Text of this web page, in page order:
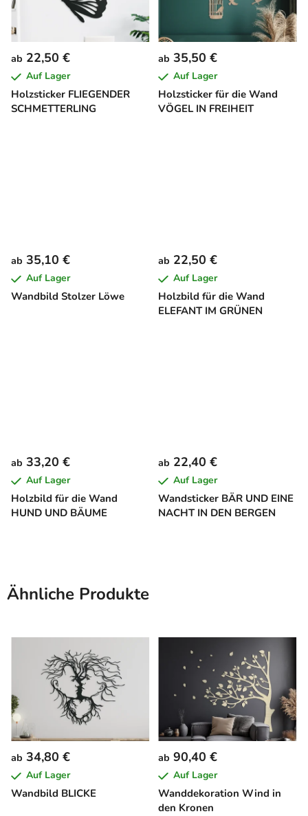
Holzsticker FLIEGENDER
SCHMETTERLING
ab 22,50 €
Auf Lager
Holzsticker für die Wand
VÖGEL IN FREIHEIT
ab 35,50 €
Auf Lager
Wandbild Stolzer Löwe
ab 35,10 €
Auf Lager
Holzbild für die Wand
ELEFANT IM GRÜNEN
ab 22,50 €
Auf Lager
Holzbild für die Wand
HUND UND BÄUME
ab 33,20 €
Auf Lager
Wandsticker BÄR UND EINE
NACHT IN DEN BERGEN
ab 22,40 €
Auf Lager
Ähnliche Produkte
Wandbild BLICKE
ab 34,80 €
Auf Lager
Wanddekoration Wind in
den Kronen
ab 90,40 €
Auf Lager